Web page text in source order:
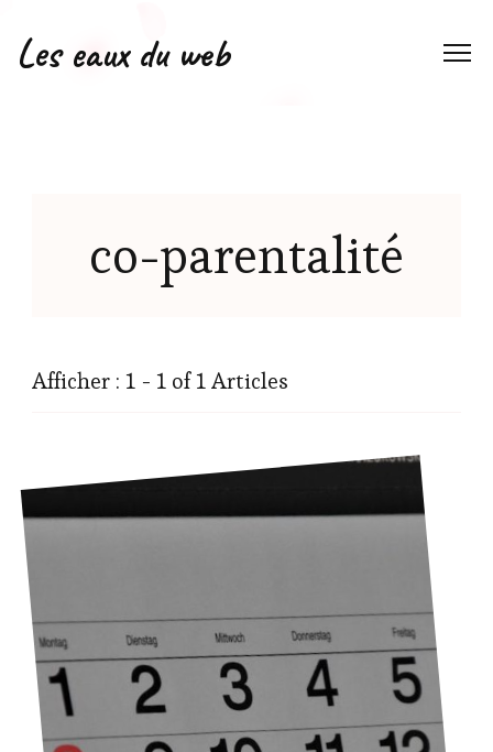
Les eaux du web
co-parentalité
Afficher : 1 - 1 of 1 Articles